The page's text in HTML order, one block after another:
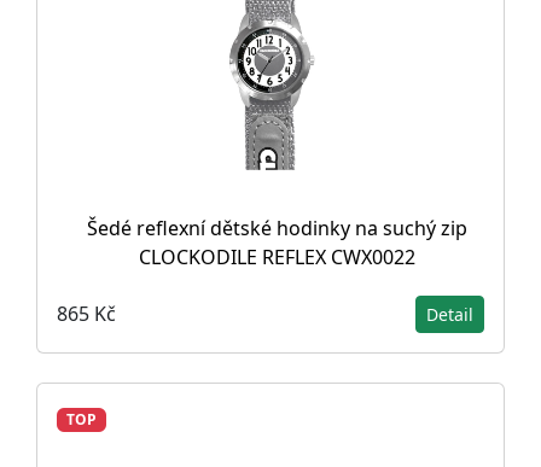
Šedé reflexní dětské hodinky na suchý zip
CLOCKODILE REFLEX CWX0022
865 Kč Detail
TOP